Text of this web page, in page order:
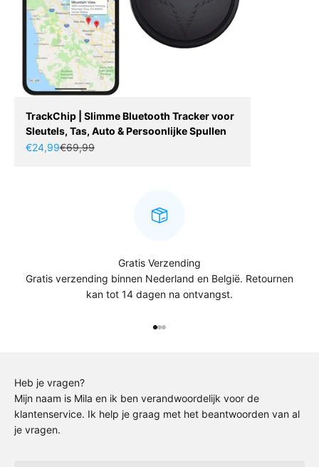
TrackChip | Slimme Bluetooth Tracker voor
Sleutels, Tas, Auto & Persoonlijke Spullen
Aanbiedingsprijs
€24,99Normale prijs
€69,99
Gratis Verzending
Gratis verzending binnen Nederland en België. Retournen
kan tot 14 dagen na ontvangst.
Heb je vragen?
Mijn naam is Mila en ik ben verandwoordelijk voor de
klantenservice. Ik help je graag met het beantwoorden van al
je vragen.